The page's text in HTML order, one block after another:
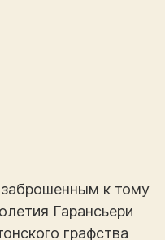
заброшенным к тому
Гарансьери
графства